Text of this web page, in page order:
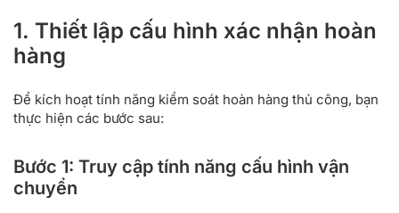
1. Thiết lập cấu hình xác nhận hoàn
hàng
Để kích hoạt tính năng kiểm soát hoàn hàng thủ công, bạn
thực hiện các bước sau:
Bước 1: Truy cập tính năng cấu hình vận
chuyển